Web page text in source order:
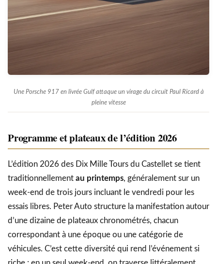
Une Porsche 917 en livrée Gulf attaque un virage du circuit Paul Ricard à
pleine vitesse
Programme et plateaux de l’édition 2026
L’édition 2026 des Dix Mille Tours du Castellet se tient
traditionnellement au printemps, généralement sur un
week-end de trois jours incluant le vendredi pour les
essais libres. Peter Auto structure la manifestation autour
d’une dizaine de plateaux chronométrés, chacun
correspondant à une époque ou une catégorie de
véhicules. C’est cette diversité qui rend l’événement si